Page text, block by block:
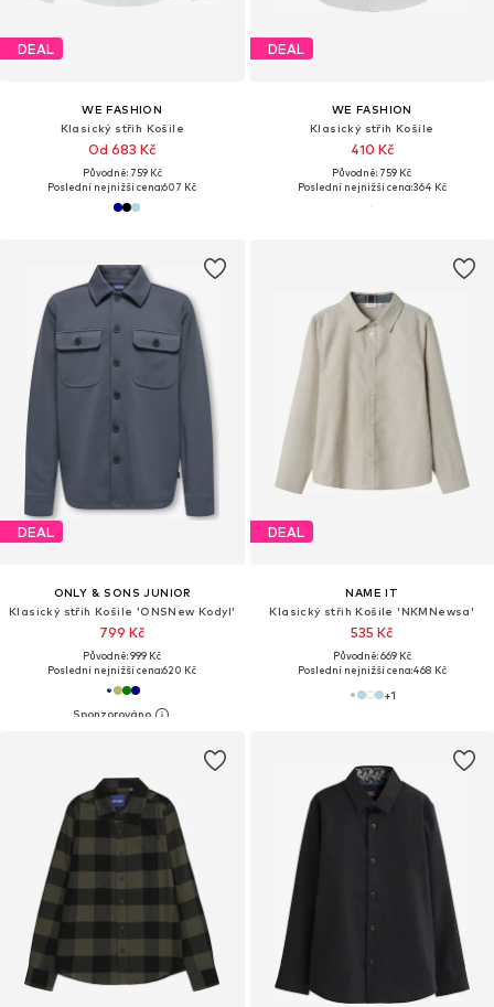
DEAL
WE FASHION
Klasický střih Košile
Od 683 Kč
Původně: 759 Kč
Poslední nejnižší cena:607 Kč
DEAL
WE FASHION
Klasický střih Košile
410 Kč
Původně: 759 Kč
Poslední nejnižší cena:364 Kč
DEAL
ONLY & SONS JUNIOR
Klasický střih Košile 'ONSNew Kodyl'
799 Kč
Původně: 999 Kč
Poslední nejnižší cena:620 Kč
DEAL
NAME IT
Klasický střih Košile 'NKMNewsa'
535 Kč
Původně: 669 Kč
Poslední nejnižší cena:468 Kč
+1